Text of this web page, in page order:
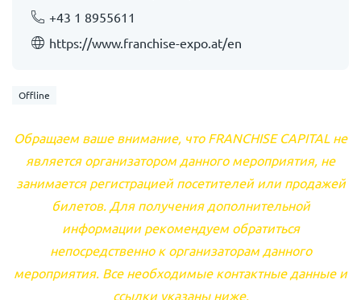
Offline
Обращаем ваше внимание, что FRANCHISE CAPITAL не
является организатором данного мероприятия, не
занимается регистрацией посетителей или продажей
билетов. Для получения дополнительной
информации рекомендуем обратиться
непосредственно к организаторам данного
мероприятия. Все необходимые контактные данные и
ссылки указаны ниже.
+43 1 8955611
https://www.franchise-expo.at/en